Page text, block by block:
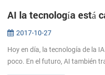
2017-10-27
Hoy en día, la tecnología de la
poco. En el futuro, AI también